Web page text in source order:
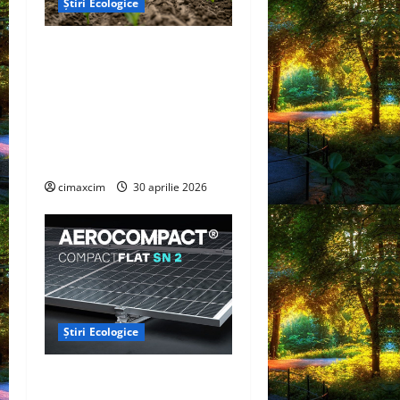
Știri Ecologice
cimaxcim 30 aprilie 2026
Știri Ecologice